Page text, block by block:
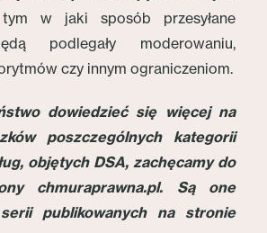
w jaki sposób przesyłane
podlegały moderowaniu,
czy innym ograniczeniom.
dowiedzieć się więcej na
poszczególnych kategorii
objętych DSA, zachęcamy do
chmuraprawna.pl. Są one
publikowanych na stronie